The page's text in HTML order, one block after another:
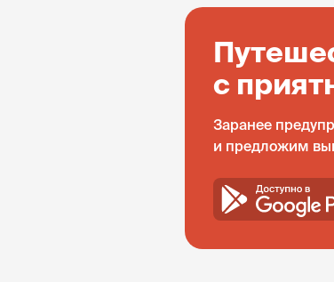
с
Заранее
и предложим